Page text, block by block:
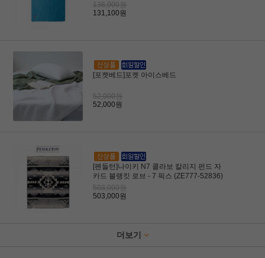
138,000원
131,100원
[포켓베드]포켓 아이스베드
52,000원
52,000원
[펜들턴]나이키 N7 콜라보 칼리지 펀드 자
카드 블랭킷 로브 - 7 픽스 (ZE777-52836)
503,000원
503,000원
더보기